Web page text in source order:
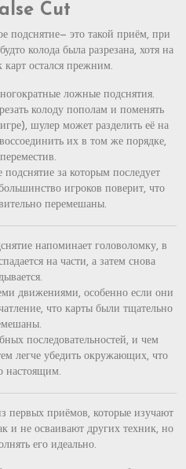
Cut
подснятие— это такой приём, при
колода была разрезана, хотя на
карт остался прежним.
ложные подснятия.
колоду пополам и поменять
шулер может разделить её на
их в том же порядке,
за которым последует
игроков поверит, что
перемешаны.
напоминает головоломку, в
на части, а затем снова
движениями, особенно если они
что карты были тщательно
последовательностей, и чем
легче убедить окружающих, что
настоящим.
первых приёмов, которые изучают
и не осваивают других техник, но
его идеально.